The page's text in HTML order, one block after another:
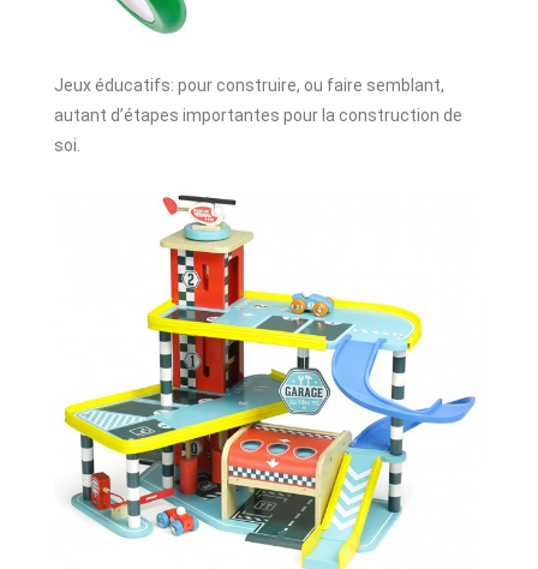
Jeux éducatifs: pour construire, ou faire semblant,
autant d’étapes importantes pour la construction de
soi.